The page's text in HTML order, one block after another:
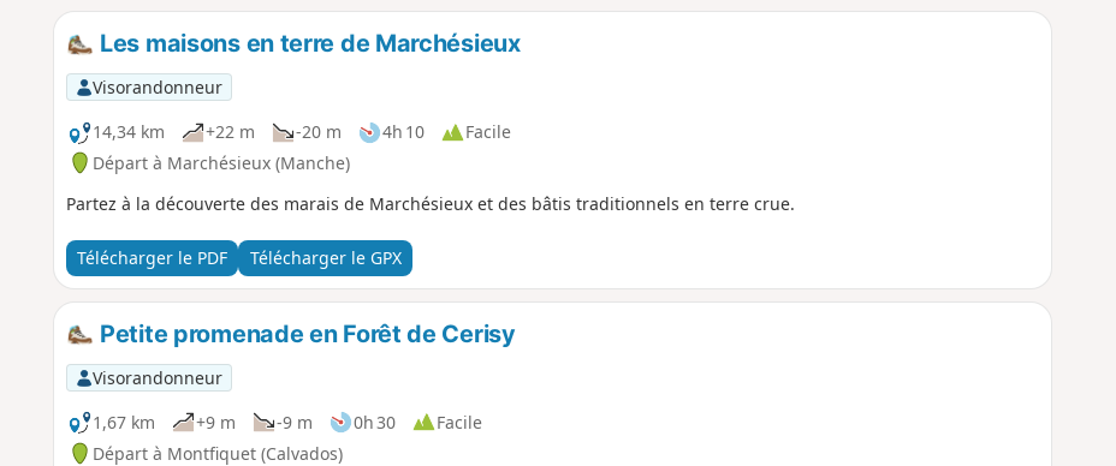
Les maisons en terre de Marchésieux
Visorandonneur
14,34 km
+22 m -20 m 4h 10
Facile
Départ à Marchésieux (Manche)
Partez à la découverte des marais de Marchésieux et des bâtis traditionnels en terre crue.
Télécharger le PDF Télécharger le GPX
Petite promenade en Forêt de Cerisy
Visorandonneur
1,67 km
+9 m -9 m 0h 30
Facile
Départ à Montfiquet (Calvados)